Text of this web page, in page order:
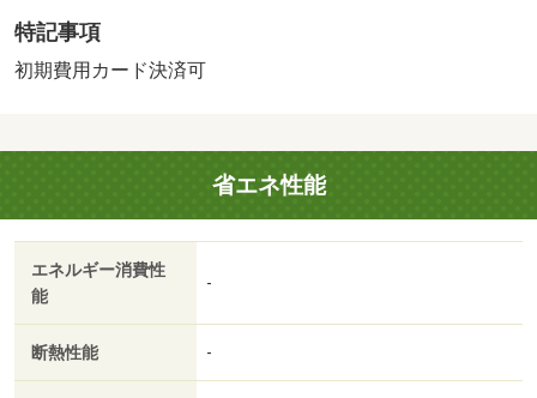
松山市近郊の賃貸不動産、賃貸マンションならお部屋さが
し物語。愛媛県下ナンバーワンの情報量で、あなたにあっ
特記事項
初期費用カード決済可
省エネ性能
エネルギー消費性
能
-
断熱性能 -